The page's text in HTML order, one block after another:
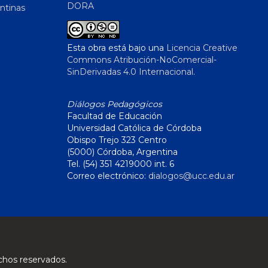
DORA
Esta obra está bajo una Licencia Creative
Commons Atribución-NoComercial-
SinDerivadas 4.0 Internacional.
Diálogos Pedagógicos
Facultad de Educación
Universidad Católica de Córdoba
Obispo Trejo 323 Centro
(5000) Córdoba, Argentina
Tel. (54) 351 4219000 int. 6
Correo electrónico: dialogos@ucc.edu.ar
reservados.